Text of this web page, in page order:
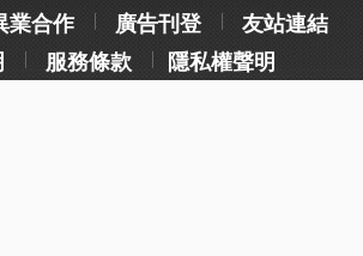
業合作 廣告刊登
友站連結
服務條款 隱私權聲明